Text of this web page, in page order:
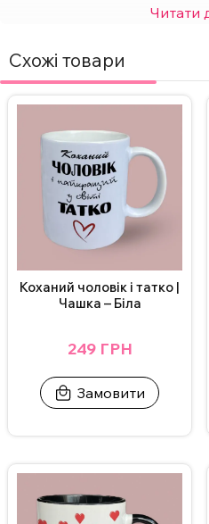
Ідеальний подарунок для будь-
додати фото. Вартість НЕ
ВАЖЛИВО!Щоб не пошкодити
чашку в посудомийній машині та
Додаткові фото надсилаємо у
Схожі товари
Коханий чоловік і татко |
Чашка – Біла
249 ГРН
Замовити